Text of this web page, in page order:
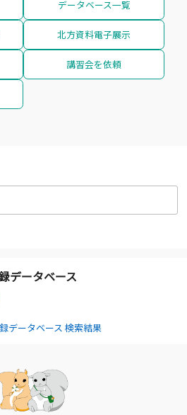
データベース一覧
北方資料電子展示
講習会を依頼
データベース
データベース 検索結果